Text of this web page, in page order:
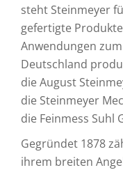
steht Steinmeyer
gefertigte
Anwendungen
Deutschland
die August
die Steinmeyer
die Feinmess Suhl
Gegründet 1878
ihrem breiten